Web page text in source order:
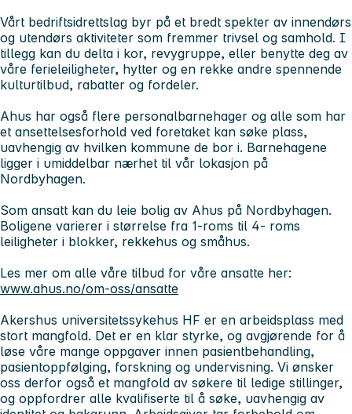
Vårt bedriftsidrettslag byr på et bredt spekter av innendørs
og utendørs aktiviteter som fremmer trivsel og samhold. I
tillegg kan du delta i kor, revygruppe, eller benytte deg av
våre ferieleiligheter, hytter og en rekke andre spennende
kulturtilbud, rabatter og fordeler.
Ahus har også flere personalbarnehager og alle som har
et ansettelsesforhold ved foretaket kan søke plass,
uavhengig av hvilken kommune de bor i. Barnehagene
ligger i umiddelbar nærhet til vår lokasjon på
Nordbyhagen.
Som ansatt kan du leie bolig av Ahus på Nordbyhagen.
Boligene varierer i størrelse fra 1-roms til 4- roms
leiligheter i blokker, rekkehus og småhus.
Les mer om alle våre tilbud for våre ansatte her:
www.ahus.no/om-oss/ansatte
Akershus universitetssykehus HF er en arbeidsplass med
stort mangfold. Det er en klar styrke, og avgjørende for å
løse våre mange oppgaver innen pasientbehandling,
pasientoppfølging, forskning og undervisning. Vi ønsker
oss derfor også et mangfold av søkere til ledige stillinger,
og oppfordrer alle kvalifiserte til å søke, uavhengig av